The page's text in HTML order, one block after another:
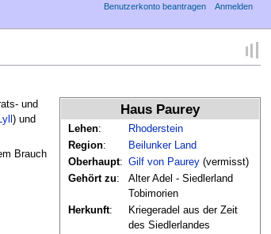
Haus Paurey
Lehen:
Rhoderstein
Region:
Beilunker Land
Oberhaupt: Gilf von Paurey(vermisst)
Gehört zu:
Alter Adel - Siedlerland
Tobimorien
Herkunft:
Kriegeradel aus der Zeit
des Siedlerlandes
und
) und
Brauch
Benutzerkonto beantragen Anmelden